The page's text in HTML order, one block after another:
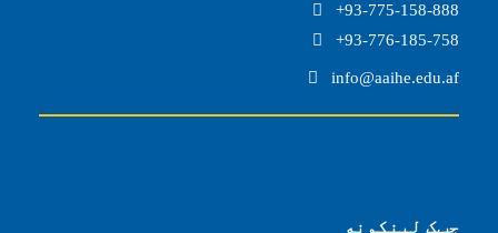
93-775-158-888+
93-776-185-758+
info@aaihe.edu.af
چټک لینکونه